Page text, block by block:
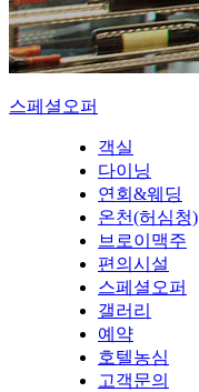
스페셜오퍼
객실
다이닝
연회&웨딩
온천(허심청)
브로이맥주
편의시설
스페셜오퍼
갤러리
예약
호텔농심
고객문의